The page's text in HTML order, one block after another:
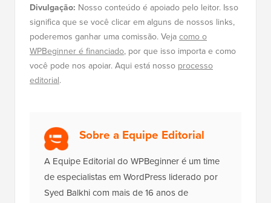
poderemos ganhar uma comissão. Vejacomo o
WPBeginner é financiado, por que isso importa e como
você pode nos apoiar. Aqui está nossoprocesso
editorial.
A Equipe Editorial do WPBeginner é um time
de especialistas em WordPress liderado por
Syed Balkhi com mais de 16 anos de
experiência em WordPress, Web Hosting,
eCommerce, SEO e Marketing. Fundado em